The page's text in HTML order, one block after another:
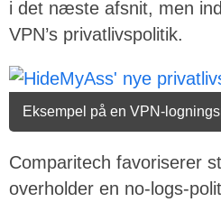
i det næste afsnit, men
VPN’s privatlivspolitik.
Eksempel på en VPN-
Comparitech favoriserer
overholder en no-logs-